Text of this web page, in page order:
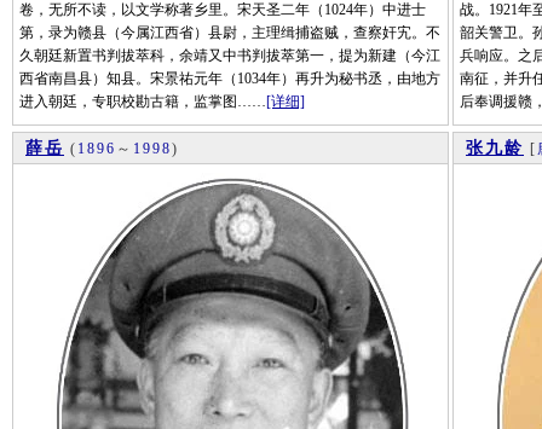
卷，无所不读，以文学称著乡里。宋天圣二年（1024年）中进士
第，录为赣县（今属江西省）县尉，主理缉捕盗贼，查察奸宄。不
久朝廷新置书判拔萃科，余靖又中书判拔萃第一，提为新建（今江
西省南昌县）知县。宋景祐元年（1034年）再升为秘书丞，由地方
进入朝廷，专职校勘古籍，监掌图……[详细]
战。1921年
韶关警卫。
兵响应。之
南征，并升
后奉调援
薛岳 ( 1896 ～ 1998) 张九龄 [